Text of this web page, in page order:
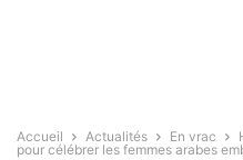
Accueil Actualités En vrac
pour célébrer les femmes arabes